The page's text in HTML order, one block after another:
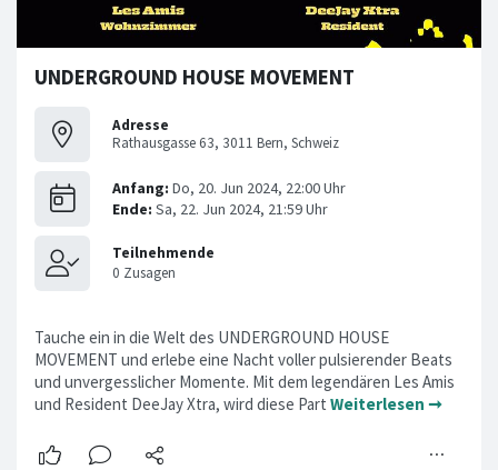
UNDERGROUND HOUSE MOVEMENT
Adresse
Rathausgasse 63, 3011 Bern, Schweiz
Tauche ein in die Welt des UNDERGROUND HOUSE
MOVEMENT und erlebe eine Nacht voller pulsierender Beats
und unvergesslicher Momente. Mit dem legendären Les Amis
und Resident DeeJay Xtra, wird diese Part Weiterlesen ➞